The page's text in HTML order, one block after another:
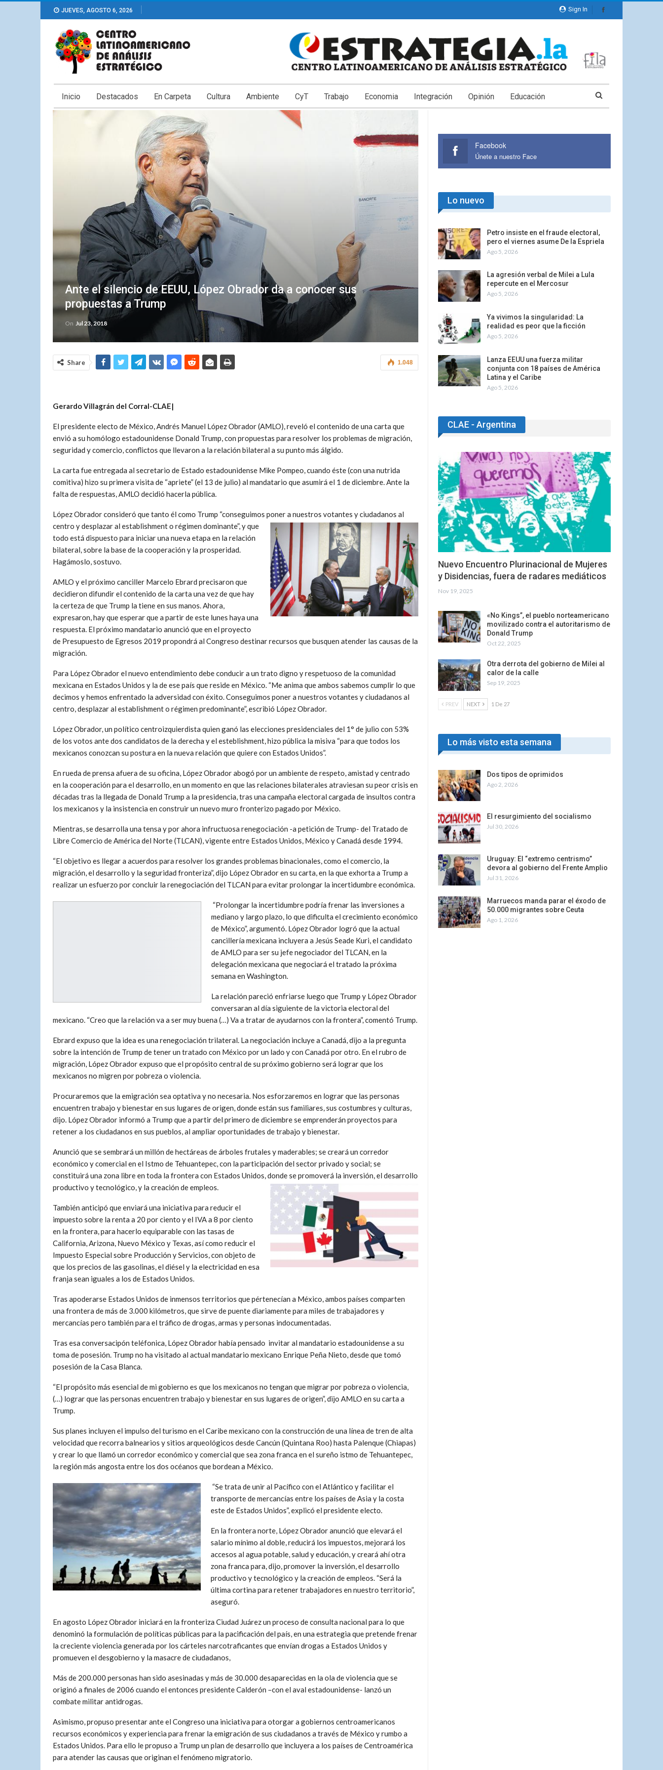
Sign In
JUEVES, AGOSTO 6, 2026
Inicio Destacados En Carpeta Cultura Ambiente CyT Trabajo Economia Integración Opinión Educación
Ante el silencio de EEUU, López Obrador da a conocer sus
propuestas a Trump
On Jul 23, 2018
1.048
Share
Gerardo Villagrán del Corral-CLAE|
El presidente electo de México, Andrés Manuel López Obrador (AMLO), reveló el contenido de una carta que
envió a su homólogo estadounidense Donald Trump, con propuestas para resolver los problemas de migración,
seguridad y comercio, conflictos que llevaron a la relación bilateral a su punto más álgido.
La carta fue entregada al secretario de Estado estadounidense Mike Pompeo, cuando éste (con una nutrida
comitiva) hizo su primera visita de “apriete” (el 13 de julio) al mandatario que asumirá el 1 de diciembre. Ante la
falta de respuestas, AMLO decidió hacerla pública.
López Obrador consideró que tanto él como Trump “conseguimos poner a nuestros votantes y ciudadanos al
centro y desplazar al establishment o régimen dominante”, y que
todo está dispuesto para iniciar una nueva etapa en la relación
bilateral, sobre la base de la cooperación y la prosperidad.
Hagámoslo, sostuvo.
AMLO y el próximo canciller Marcelo Ebrard precisaron que
decidieron difundir el contenido de la carta una vez de que hay
la certeza de que Trump la tiene en sus manos. Ahora,
expresaron, hay que esperar que a partir de este lunes haya una
respuesta. El próximo mandatario anunció que en el proyecto
de Presupuesto de Egresos 2019 propondrá al Congreso destinar recursos que busquen atender las causas de la
migración.
Para López Obrador el nuevo entendimiento debe conducir a un trato digno y respetuoso de la comunidad
mexicana en Estados Unidos y la de ese país que reside en México. “Me anima que ambos sabemos cumplir lo que
decimos y hemos enfrentado la adversidad con éxito. Conseguimos poner a nuestros votantes y ciudadanos al
centro, desplazar al establishment o régimen predominante”, escribió López Obrador.
López Obrador, un político centroizquierdista quien ganó las elecciones presidenciales del 1° de julio con 53%
de los votos ante dos candidatos de la derecha y el esteblishment, hizo pública la misiva “para que todos los
mexicanos conozcan su postura en la nueva relación que quiere con Estados Unidos”.
En rueda de prensa afuera de su oficina, López Obrador abogó por un ambiente de respeto, amistad y centrado
en la cooperación para el desarrollo, en un momento en que las relaciones bilaterales atraviesan su peor crisis en
décadas tras la llegada de Donald Trump a la presidencia, tras una campaña electoral cargada de insultos contra
los mexicanos y la insistencia en construir un nuevo muro fronterizo pagado por México.
Mientras, se desarrolla una tensa y por ahora infructuosa renegociación -a petición de Trump- del Tratado de
Libre Comercio de América del Norte (TLCAN), vigente entre Estados Unidos, México y Canadá desde 1994.
“El objetivo es llegar a acuerdos para resolver los grandes problemas binacionales, como el comercio, la
migración, el desarrollo y la seguridad fronteriza”, dijo López Obrador en su carta, en la que exhorta a Trump a
realizar un esfuerzo por concluir la renegociación del TLCAN para evitar prolongar la incertidumbre económica.
“Prolongar la incertidumbre podría frenar las inversiones a
mediano y largo plazo, lo que dificulta el crecimiento económico
de México”, argumentó. López Obrador logró que la actual
cancillería mexicana incluyera a Jesús Seade Kuri, el candidato
de AMLO para ser su jefe negociador del TLCAN, en la
delegación mexicana que negociará el tratado la próxima
semana en Washington.
La relación pareció enfriarse luego que Trump y López Obrador
conversaran al día siguiente de la victoria electoral del
mexicano. “Creo que la relación va a ser muy buena (…) Va a tratar de ayudarnos con la frontera”, comentó Trump.
Ebrard expuso que la idea es una renegociación trilateral. La negociación incluye a Canadá, dijo a la pregunta
sobre la intención de Trump de tener un tratado con México por un lado y con Canadá por otro. En el rubro de
migración, López Obrador expuso que el propósito central de su próximo gobierno será lograr que los
mexicanos no migren por pobreza o violencia.
Procuraremos que la emigración sea optativa y no necesaria. Nos esforzaremos en lograr que las personas
encuentren trabajo y bienestar en sus lugares de origen, donde están sus familiares, sus costumbres y culturas,
dijo. López Obrador informó a Trump que a partir del primero de diciembre se emprenderán proyectos para
retener a los ciudadanos en sus pueblos, al ampliar oportunidades de trabajo y bienestar.
Anunció que se sembrará un millón de hectáreas de árboles frutales y maderables; se creará un corredor
económico y comercial en el Istmo de Tehuantepec, con la participación del sector privado y social; se
constituirá una zona libre en toda la frontera con Estados Unidos, donde se promoverá la inversión, el desarrollo
productivo y tecnológico, y la creación de empleos.
También anticipó que enviará una iniciativa para reducir el
impuesto sobre la renta a 20 por ciento y el IVA a 8 por ciento
en la frontera, para hacerlo equiparable con las tasas de
California, Arizona, Nuevo México y Texas, así como reducir el
Impuesto Especial sobre Producción y Servicios, con objeto de
que los precios de las gasolinas, el diésel y la electricidad en esa
franja sean iguales a los de Estados Unidos.
Tras apoderarse Estados Unidos de inmensos territorios que pértenecían a México, ambos países comparten
una frontera de más de 3.000 kilómetros, que sirve de puente diariamente para miles de trabajadores y
mercancías pero también para el tráfico de drogas, armas y personas indocumentadas.
Tras esa conversacipón teléfonica, López Obrador había pensado invitar al mandatario estadounidense a su
toma de posesión. Trump no ha visitado al actual mandatario mexicano Enrique Peña Nieto, desde que tomó
posesión de la Casa Blanca.
“El propósito más esencial de mi gobierno es que los mexicanos no tengan que migrar por pobreza o violencia,
(…) lograr que las personas encuentren trabajo y bienestar en sus lugares de origen”, dijo AMLO en su carta a
Trump.
Sus planes incluyen el impulso del turismo en el Caribe mexicano con la construcción de una línea de tren de alta
velocidad que recorra balnearios y sitios arqueológicos desde Cancún (Quintana Roo) hasta Palenque (Chiapas)
y crear lo que llamó un corredor económico y comercial que sea zona franca en el sureño istmo de Tehuantepec,
la región más angosta entre los dos océanos que bordean a México.
“Se trata de unir al Pacífico con el Atlántico y facilitar el
transporte de mercancías entre los países de Asia y la costa
este de Estados Unidos”, explicó el presidente electo.
En la frontera norte, López Obrador anunció que elevará el
salario mínimo al doble, reducirá los impuestos, mejorará los
accesos al agua potable, salud y educación, y creará ahí otra
zona franca para, dijo, promover la inversión, el desarrollo
productivo y tecnológico y la creación de empleos. “Será la
última cortina para retener trabajadores en nuestro territorio”,
aseguró.
En agosto López Obrador iniciará en la fronteriza Ciudad Juárez un proceso de consulta nacional para lo que
denominó la formulación de políticas públicas para la pacificación del país, en una estrategia que pretende frenar
la creciente violencia generada por los cárteles narcotraficantes que envían drogas a Estados Unidos y
promueven el desgobierno y la masacre de ciudadanos,
Más de 200.000 personas han sido asesinadas y más de 30.000 desaparecidas en la ola de violencia que se
originó a finales de 2006 cuando el entonces presidente Calderón –con el aval estadounidense- lanzó un
combate militar antidrogas.
Asimismo, propuso presentar ante el Congreso una iniciativa para otorgar a gobiernos centroamericanos
recursos económicos y experiencia para frenar la emigración de sus ciudadanos a través de México y rumbo a
Estados Unidos. Para ello le propuso a Trump un plan de desarrollo que incluyera a los países de Centroamérica
para atender las causas que originan el fenómeno migratorio.
Facebook
Únete a nuestro Face
Lo nuevo
Petro insiste en el fraude electoral,
pero el viernes asume De la Espriela
Ago 5, 2026
La agresión verbal de Milei a Lula
repercute en el Mercosur
Ago 5, 2026
Ya vivimos la singularidad: La
realidad es peor que la ficción
Ago 5, 2026
Lanza EEUU una fuerza militar
conjunta con 18 países de América
Latina y el Caribe
Ago 5, 2026
CLAE - Argentina
Nuevo Encuentro Plurinacional de Mujeres
y Disidencias, fuera de radares mediáticos
Nov 19, 2025
«No Kings”, el pueblo norteamericano
movilizado contra el autoritarismo de
Donald Trump
Oct 22, 2025
Otra derrota del gobierno de Milei al
calor de la calle
Sep 19, 2025
PREV NEXT 1 De 27
Lo más visto esta semana
Dos tipos de oprimidos
Ago 2, 2026
El resurgimiento del socialismo
Jul 30, 2026
Uruguay: El “extremo centrismo”
devora al gobierno del Frente Amplio
Jul 31, 2026
Marruecos manda parar el éxodo de
50.000 migrantes sobre Ceuta
Ago 1, 2026